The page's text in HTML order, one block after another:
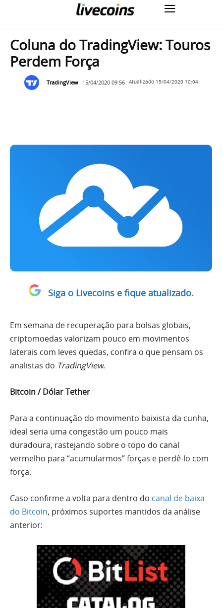
Coluna do TradingView: Touros
Perdem Força
TradingView 15/04/2020 09:56 Atualizado 15/04/2020 10:04
Siga o Livecoins e fique atualizado.
Em semana de recuperação para bolsas globais,
criptomoedas valorizam pouco em movimentos
laterais com leves quedas, confira o que pensam os
analistas do TradingView.
Bitcoin / Dólar Tether
Para a continuação do movimento baixista da cunha,
ideal seria uma congestão um pouco mais
duradoura, rastejando sobre o topo do canal
vermelho para “acumularmos” forças e perdê-lo com
força.
Caso confirme a volta para dentro do canal de baixa
do Bitcoin, próximos suportes mantidos da análise
anterior: